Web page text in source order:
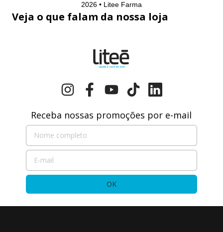
2026 • Litee Farma
Veja o que falam da nossa loja
Receba nossas promoções por e-mail